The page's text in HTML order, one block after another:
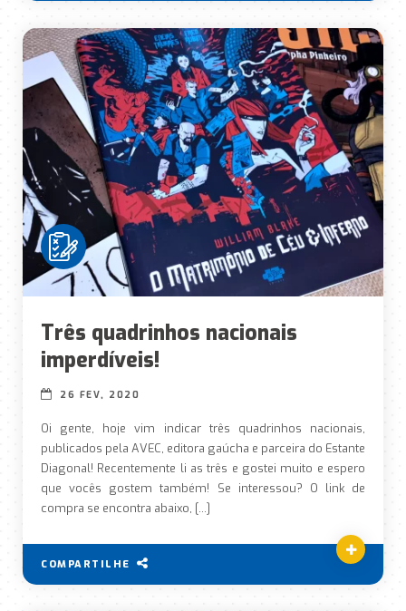
Três quadrinhos nacionais
imperdíveis!
26 FEV, 2020
Oi gente, hoje vim indicar três quadrinhos nacionais,
publicados pela AVEC, editora gaúcha e parceira do Estante
Diagonal! Recentemente li as três e gostei muito e espero
que vocês gostem também! Se interessou? O link de
compra se encontra abaixo, […]
COMPARTILHE